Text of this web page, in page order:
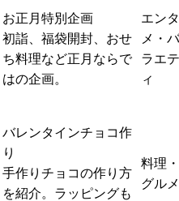
お正月特別企画
初詣、福袋開封、おせ
ち料理など正月ならで
はの企画。
エンタ
メ・バ
ラエテ
ィ
バレンタインチョコ作
り
手作りチョコの作り方
を紹介。ラッピングも
料理・
グルメ